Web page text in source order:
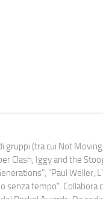
(tra cui Not
Clash, Iggy and the
"Paul Weller,
tempo". Collabora